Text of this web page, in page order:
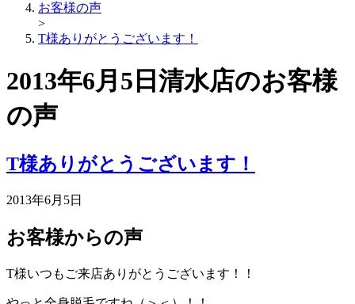
お客様の声
>
T様ありがとうございます！
2013年6月5日清水店のお客様
の声
T様ありがとうございます！
2013年6月5日
お客様からの声
T様いつもご来店ありがとうございます！！